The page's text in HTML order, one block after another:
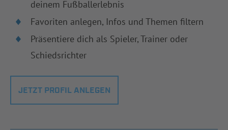
deinem Fußballerlebnis
Favoriten anlegen, Infos und Themen filtern
Präsentiere dich als Spieler, Trainer oder
Schiedsrichter
JETZT PROFIL ANLEGEN